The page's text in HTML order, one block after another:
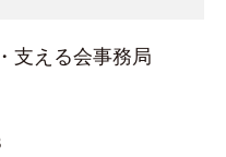
支える会事務局